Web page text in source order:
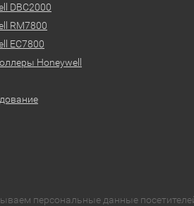
DBC2000
RM7800
EC7800
Honeywell
персональные данные